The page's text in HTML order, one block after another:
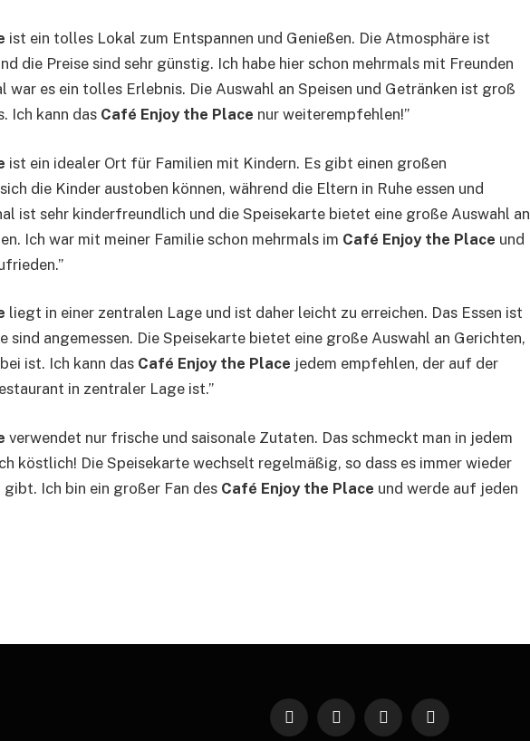
ist ein tolles Lokal zum Entspannen und Genießen. Die Atmosphäre ist
die Preise sind sehr günstig. Ich habe hier schon mehrmals mit Freunden
es ein tolles Erlebnis. Die Auswahl an Speisen und Getränken ist groß
Ich kann das Café Enjoy the Place nur weiterempfehlen!”
ist ein idealer Ort für Familien mit Kindern. Es gibt einen großen
die Kinder austoben können, während die Eltern in Ruhe essen und
ist sehr kinderfreundlich und die Speisekarte bietet eine große Auswahl an
Ich war mit meiner Familie schon mehrmals im Café Enjoy the Place und
liegt in einer zentralen Lage und ist daher leicht zu erreichen. Das Essen ist
sind angemessen. Die Speisekarte bietet eine große Auswahl an Gerichten,
ist. Ich kann das Café Enjoy the Place jedem empfehlen, der auf der
in zentraler Lage ist.”
verwendet nur frische und saisonale Zutaten. Das schmeckt man in jedem
köstlich! Die Speisekarte wechselt regelmäßig, so dass es immer wieder
Ich bin ein großer Fan des Café Enjoy the Place und werde auf jeden
FacebookTwitter InstagramPinterest